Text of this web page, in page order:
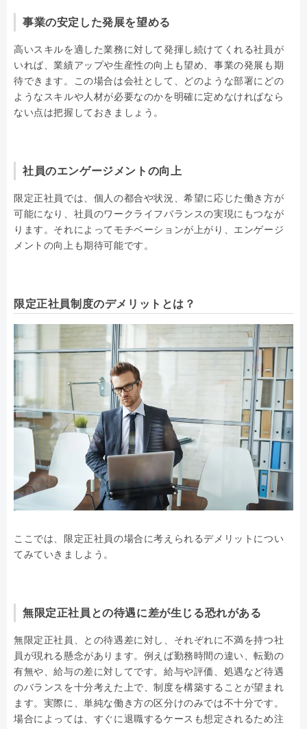
事業の安定した発展を望める
高いスキルを適した業務に対して発揮し続けてくれる社員が
いれば、業績アップや生産性の向上も望め、事業の発展も期
待できます。この場合は会社として、どのような部署にどの
ようなスキルや人材が必要なのかを明確に定めなければなら
ない点は把握しておきましょう。
社員のエンゲージメントの向上
限定正社員では、個人の都合や状況、希望に応じた働き方が
可能になり、社員のワークライフバランスの実現にもつなが
ります。それによってモチベーションが上がり、エンゲージ
メントの向上も期待可能です。
限定正社員制度のデメリットとは？
ここでは、限定正社員の場合に考えられるデメリットについ
てみていきましよう。
無限定正社員との待遇に差が生じる恐れがある
無限定正社員、との待遇差に対し、それぞれに不満を持つ社
員が現れる懸念があります。例えば勤務時間の違い、転勤の
有無や、給与の差に対してです。給与や評価、処遇など待遇
のバランスを十分考えた上で、制度を構築することが望まれ
ます。実際に、単純な働き方の区分けのみでは不十分です。
場合によっては、すぐに退職するケースも想定されるため注